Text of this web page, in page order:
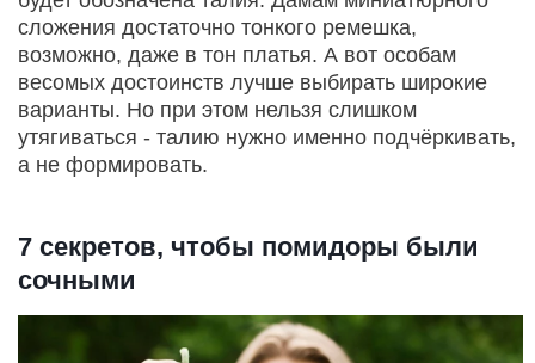
сложения достаточно тонкого ремешка,
возможно, даже в тон платья. А вот особам
весомых достоинств лучше выбирать широкие
варианты. Но при этом нельзя слишком
утягиваться - талию нужно именно подчёркивать,
а не формировать.
7 секретов, чтобы помидоры были
сочными